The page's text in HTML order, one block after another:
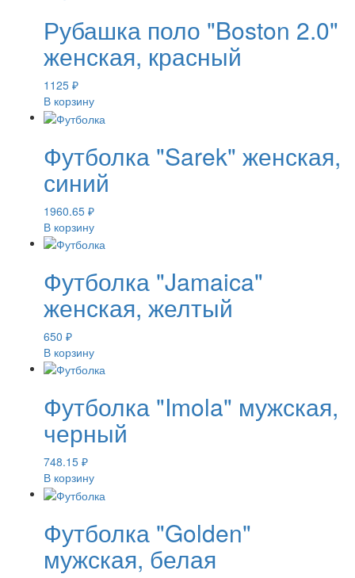
Рубашка поло "Boston 2.0"
женская, красный
1125 ₽
В корзину
Футболка "Sarek" женская,
синий
1960.65 ₽
В корзину
Футболка "Jamaica"
женская, желтый
650 ₽
В корзину
Футболка "Imola" мужская,
черный
748.15 ₽
В корзину
Футболка "Golden"
мужская, белая